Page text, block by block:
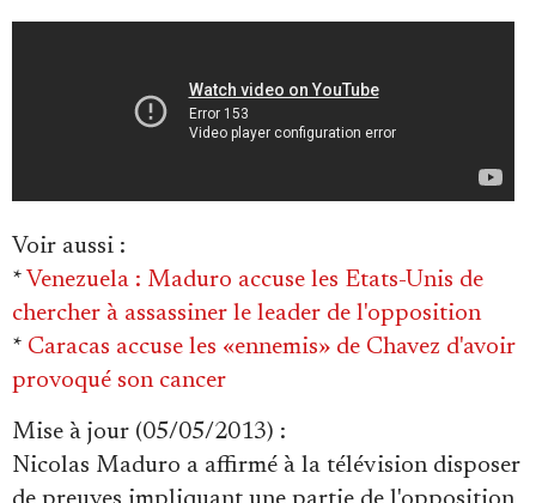
Voir aussi :
* Venezuela : Maduro accuse les Etats-Unis de
chercher à assassiner le leader de l'opposition
* Caracas accuse les «ennemis» de Chavez d'avoir
provoqué son cancer
Mise à jour (05/05/2013) :
Nicolas Maduro a affirmé à la télévision disposer